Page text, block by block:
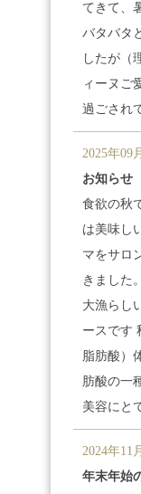
てきて、
バタバタ
したが
ィーヌご
過ごされ
2025年09
お知らせ
食欲の秋
は美味し
マをサロ
きました
大漁らし
ースです
脂肪酸）
肪酸の一
美容にと
2024年11
年末年始